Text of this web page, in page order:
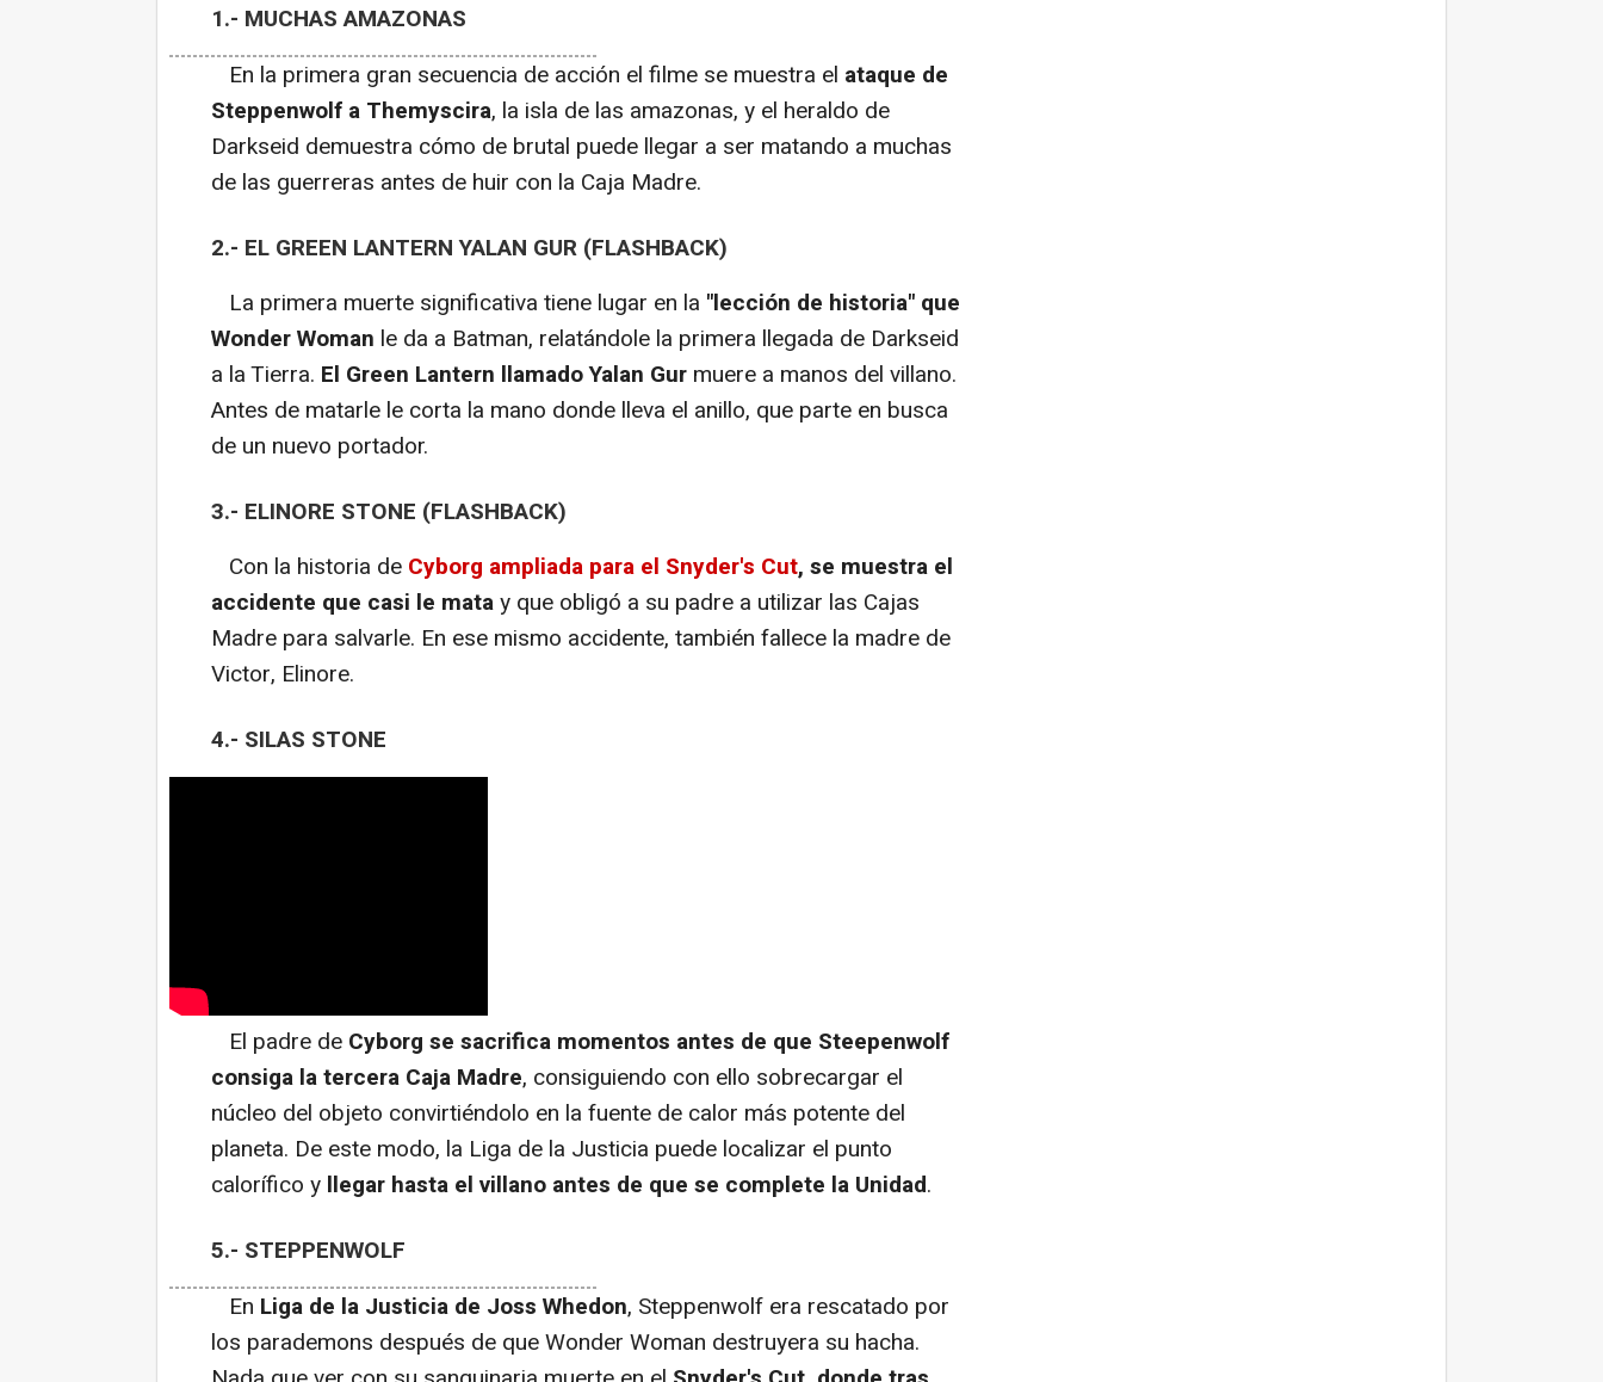
1.- MUCHAS AMAZONAS
En la primera gran secuencia de acción el filme se muestra el ataque de
Steppenwolf a Themyscira, la isla de las amazonas, y el heraldo de
Darkseid demuestra cómo de brutal puede llegar a ser matando a muchas
de las guerreras antes de huir con la Caja Madre.
2.- EL GREEN LANTERN YALAN GUR (FLASHBACK)
La primera muerte significativa tiene lugar en la "lección de historia" que
Wonder Woman le da a Batman, relatándole la primera llegada de Darkseid
a la Tierra. El Green Lantern llamado Yalan Gur muere a manos del villano.
Antes de matarle le corta la mano donde lleva el anillo, que parte en busca
de un nuevo portador.
3.- ELINORE STONE (FLASHBACK)
Con la historia de Cyborg ampliada para el Snyder's Cut, se muestra el
accidente que casi le matay que obligó a su padre a utilizar las Cajas
Madre para salvarle. En ese mismo accidente, también fallece la madre de
Victor, Elinore.
4.- SILAS STONE
El padre de Cyborg se sacrifica momentos antes de que Steepenwolf
consiga la tercera Caja Madre, consiguiendo con ello sobrecargar el
núcleo del objeto convirtiéndolo en la fuente de calor más potente del
planeta. De este modo, la Liga de la Justicia puede localizar el punto
calorífico y llegar hasta el villano antes de que se complete la Unidad.
5.- STEPPENWOLF
En Liga de la Justicia de Joss Whedon, Steppenwolf era rescatado por
los parademons después de que Wonder Woman destruyera su hacha.